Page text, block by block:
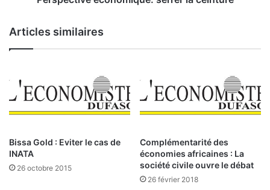
i
s
s
a
l
e
c
o
i
q
e
:
s
Articles similaires
Bissa Gold : Eviter le cas de
INATA
26 octobre 2015
Complémentarité des
économies africaines : La
société civile ouvre le débat
26 février 2018